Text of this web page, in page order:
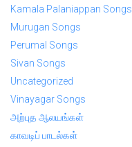
Kamala Palaniappan Songs
Murugan Songs
Perumal Songs
Sivan Songs
Uncategorized
Vinayagar Songs
அற்புத ஆலயங்கள்
காவடிப் பாடல்கள்